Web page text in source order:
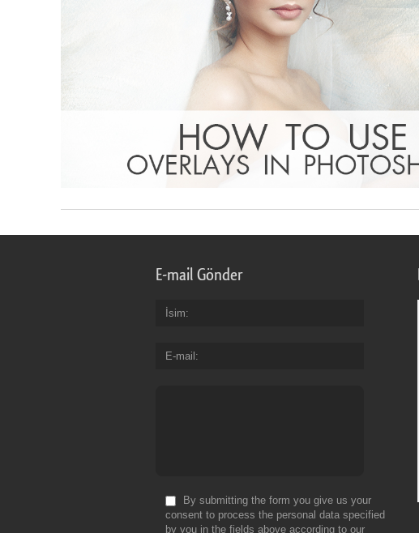
E-mail Gönder
İsim
E-mail
By submitting the form you give us your
consent to process the personal data specified
by you in the fields above according to our